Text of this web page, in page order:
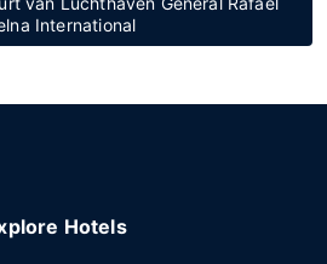
International
Hotels